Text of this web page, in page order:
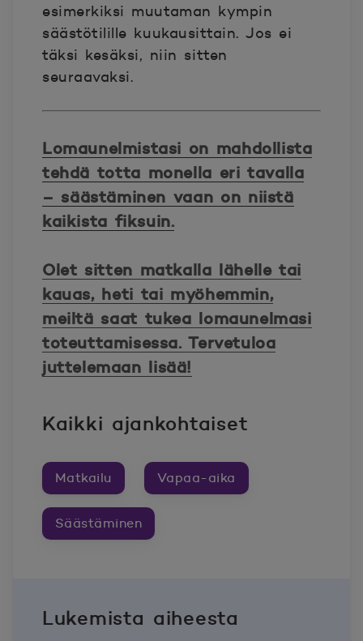
esimerkiksi muutaman kympin
säästötilille kuukausittain. Jos ei
täksi kesäksi, niin sitten
seuraavaksi.
Lomaunelmistasi on mahdollista
tehdä totta monella eri tavalla
– säästäminen vaan on niistä
kaikista fiksuin.
Olet sitten matkalla lähelle tai
kauas, heti tai myöhemmin,
meiltä saat tukea lomaunelmasi
toteuttamisessa. Tervetuloa
juttelemaan lisää!
Kaikki ajankohtaiset
Matkailu Vapaa-aika
Säästäminen
Lukemista aiheesta